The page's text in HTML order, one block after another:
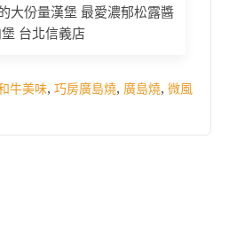
大份量漢堡 最愛濃郁松露醬
台北信義店
牛美味, 巧房廣島燒, 廣島燒, 微風